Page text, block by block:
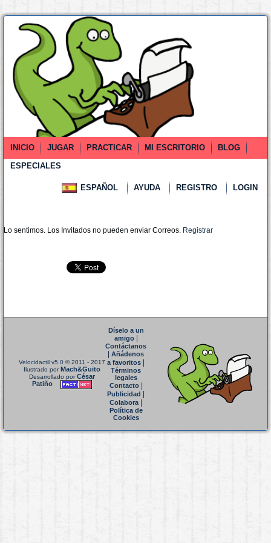
INICIO JUGAR PRACTICAR MI ESCRITORIO
BLOG
ESPECIALES
ESPAÑOL AYUDA REGISTRO LOGIN
Lo sentimos. Los Invitados no pueden enviar Correos. Registrar
Velocidactil v5.0 © 2011 - 2017
Ilustrado porMach&Guito
Desarrollado porCésar
Patiño
Díselo a un
amigo|
Contáctanos
Añádenos
a favoritos
Términos
legales
Contacto|
Publicidad
Colabora|
Política de
Cookies